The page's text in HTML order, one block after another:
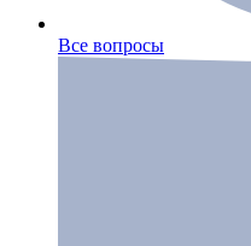
Все вопросы